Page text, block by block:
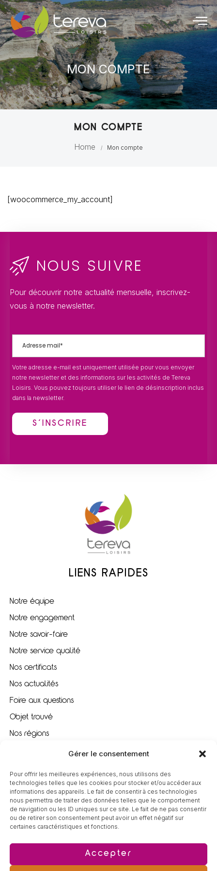
Gérer le consentement
Pour offrir les meilleures expériences, nous utilisons des
technologies telles que les cookies pour stocker et/ou accéder aux
informations des appareils. Le fait de consentir à ces technologies
nous permettra de traiter des données telles que le comportement
de navigation ou les ID uniques sur ce site. Le fait de ne pas consentir
ou de retirer son consentement peut avoir un effet négatif sur
certaines caractéristiques et fonctions.
Accepter
MON COMPTE
MON COMPTE
Home / Mon compte
[woocommerce_my_account]
NOUS SUIVRE
Pour découvrir notre actualité mensuelle, inscrivez-
vous à notre newsletter.
Votre adresse e-mail est uniquement utilisée pour vous envoyer
notre newsletter et des informations sur les activités de Tereva
Loisirs. Vous pouvez toujours utiliser le lien de désinscription inclus
dans la newsletter.
LIENS RAPIDES
Notre équipe
Notre engagement
Notre savoir-faire
Notre service qualité
Nos certificats
Nos actualités
Foire aux questions
Objet trouvé
Nos régions
À VOTRE ÉCOUTE
09 80 80 85 96